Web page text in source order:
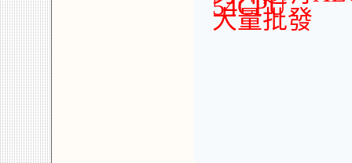
54CPU
大量批發